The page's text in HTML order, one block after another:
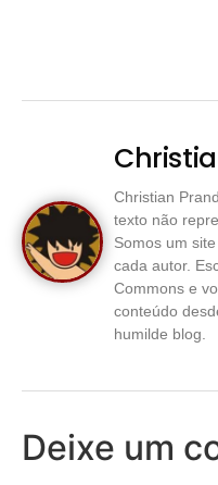
Christian
texto não
Somos um
cada autor.
Commons e
conteúdo
humilde blog.
Deixe um